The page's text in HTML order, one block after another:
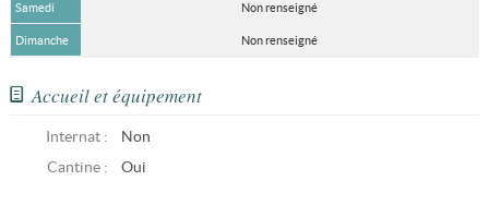
Samedi Non renseigné
Dimanche Non renseigné
Accueil et équipement
Internat :
Non
Cantine :
Oui